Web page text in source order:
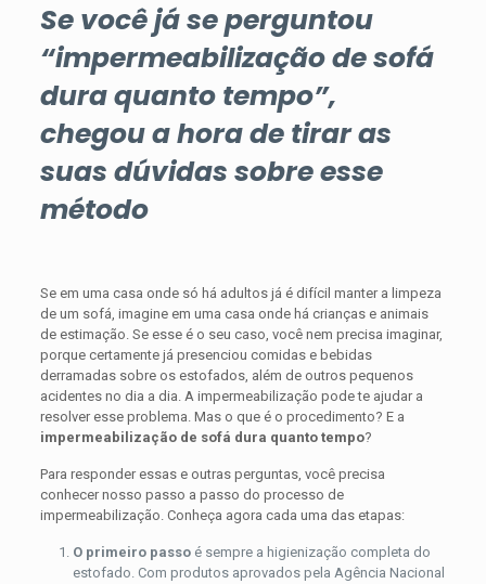
Se você já se perguntou
“impermeabilização de sofá
dura quanto tempo”,
chegou a hora de tirar as
suas dúvidas sobre esse
método
Se em uma casa onde só há adultos já é difícil manter a limpeza
de um sofá, imagine em uma casa onde há crianças e animais
de estimação. Se esse é o seu caso, você nem precisa imaginar,
porque certamente já presenciou comidas e bebidas
derramadas sobre os estofados, além de outros pequenos
acidentes no dia a dia. A impermeabilização pode te ajudar a
resolver esse problema. Mas o que é o procedimento? E a
impermeabilização de sofá dura quanto tempo?
Para responder essas e outras perguntas, você precisa
conhecer nosso passo a passo do processo de
impermeabilização. Conheça agora cada uma das etapas:
O primeiro passoé sempre a higienização completa do
estofado. Com produtos aprovados pela Agência Nacional